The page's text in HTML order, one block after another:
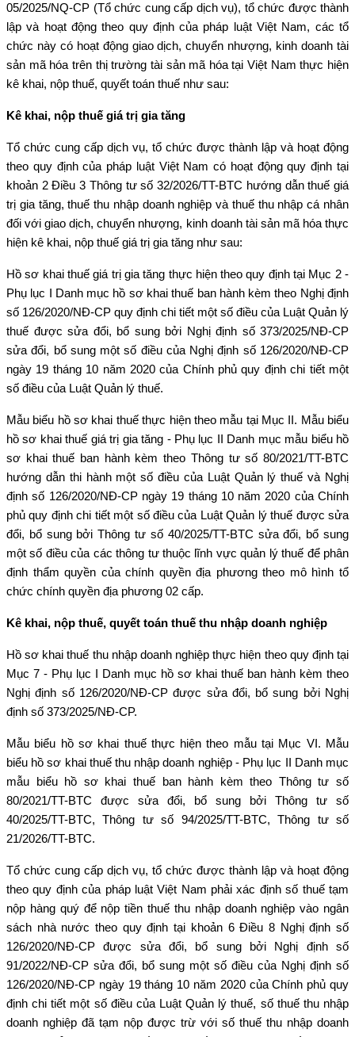
05/2025/NQ-CP (Tổ chức cung cấp dịch vụ), tổ chức được thành
lập và hoạt động theo quy định của pháp luật Việt Nam, các tổ
chức này có hoạt động giao dịch, chuyển nhượng, kinh doanh tài
sản mã hóa trên thị trường tài sản mã hóa tại Việt Nam thực hiện
kê khai, nộp thuế, quyết toán thuế như sau:
Kê khai, nộp thuế giá trị gia tăng
Tổ chức cung cấp dịch vụ, tổ chức được thành lập và hoạt động
theo quy định của pháp luật Việt Nam có hoạt động quy định tại
khoản 2 Điều 3 Thông tư số 32/2026/TT-BTC hướng dẫn thuế giá
trị gia tăng, thuế thu nhập doanh nghiệp và thuế thu nhập cá nhân
đối với giao dịch, chuyển nhượng, kinh doanh tài sản mã hóa thực
hiện kê khai, nộp thuế giá trị gia tăng như sau:
Hồ sơ khai thuế giá trị gia tăng thực hiện theo quy định tại Mục 2 -
Phụ lục I Danh mục hồ sơ khai thuế ban hành kèm theo Nghị định
số 126/2020/NĐ-CP quy định chi tiết một số điều của Luật Quản lý
thuế được sửa đổi, bổ sung bởi Nghị định số 373/2025/NĐ-CP
sửa đổi, bổ sung một số điều của Nghị định số 126/2020/NĐ-CP
ngày 19 tháng 10 năm 2020 của Chính phủ quy định chi tiết một
số điều của Luật Quản lý thuế.
Mẫu biểu hồ sơ khai thuế thực hiện theo mẫu tại Mục II. Mẫu biểu
hồ sơ khai thuế giá trị gia tăng - Phụ lục II Danh mục mẫu biểu hồ
sơ khai thuế ban hành kèm theo Thông tư số 80/2021/TT-BTC
hướng dẫn thi hành một số điều của Luật Quản lý thuế và Nghị
định số 126/2020/NĐ-CP ngày 19 tháng 10 năm 2020 của Chính
phủ quy định chi tiết một số điều của Luật Quản lý thuế được sửa
đổi, bổ sung bởi Thông tư số 40/2025/TT-BTC sửa đổi, bổ sung
một số điều của các thông tư thuộc lĩnh vực quản lý thuế để phân
định thẩm quyền của chính quyền địa phương theo mô hình tổ
chức chính quyền địa phương 02 cấp.
Kê khai, nộp thuế, quyết toán thuế thu nhập doanh nghiệp
Hồ sơ khai thuế thu nhập doanh nghiệp thực hiện theo quy định tại
Mục 7 - Phụ lục I Danh mục hồ sơ khai thuế ban hành kèm theo
Nghị định số 126/2020/NĐ-CP được sửa đổi, bổ sung bởi Nghị
định số 373/2025/NĐ-CP.
Mẫu biểu hồ sơ khai thuế thực hiện theo mẫu tại Mục VI. Mẫu
biểu hồ sơ khai thuế thu nhập doanh nghiệp - Phụ lục II Danh mục
mẫu biểu hồ sơ khai thuế ban hành kèm theo Thông tư số
80/2021/TT-BTC được sửa đổi, bổ sung bởi Thông tư số
40/2025/TT-BTC, Thông tư số 94/2025/TT-BTC, Thông tư số
21/2026/TT-BTC.
Tổ chức cung cấp dịch vụ, tổ chức được thành lập và hoạt động
theo quy định của pháp luật Việt Nam phải xác định số thuế tạm
nộp hàng quý để nộp tiền thuế thu nhập doanh nghiệp vào ngân
sách nhà nước theo quy định tại khoản 6 Điều 8 Nghị định số
126/2020/NĐ-CP được sửa đổi, bổ sung bởi Nghị định số
91/2022/NĐ-CP sửa đổi, bổ sung một số điều của Nghị định số
126/2020/NĐ-CP ngày 19 tháng 10 năm 2020 của Chính phủ quy
định chi tiết một số điều của Luật Quản lý thuế, số thuế thu nhập
doanh nghiệp đã tạm nộp được trừ với số thuế thu nhập doanh